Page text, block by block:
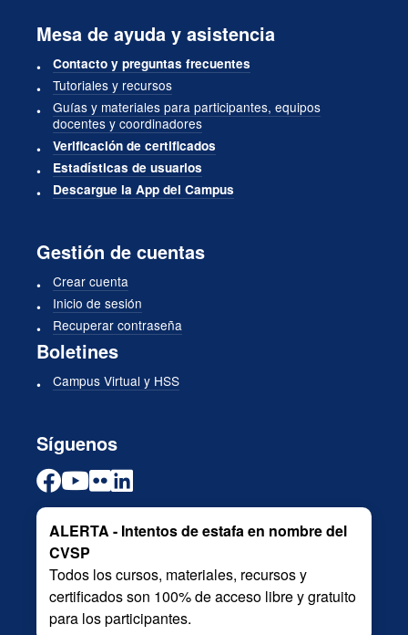
Mesa de ayuda y asistencia
Contacto y preguntas frecuentes
Tutoriales y recursos
Guías y materiales para participantes, equipos
docentes y coordinadores
Verificación de certificados
Estadísticas de usuarios
Descargue la App del Campus
Gestión de cuentas
Crear cuenta
Inicio de sesión
Recuperar contraseña
Boletines
Campus Virtual y HSS
Síguenos
ALERTA - Intentos de estafa en nombre del
CVSP
Todos los cursos, materiales, recursos y
certificados son 100% de acceso libre y gratuito
para los participantes.